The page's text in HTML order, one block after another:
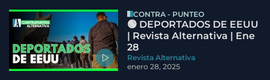
CONTRA - PUNTEO
🟢 DEPORTADOS DE EEUU
| Revista Alternativa | Ene
28
Revista Alternativa
enero 28, 2025